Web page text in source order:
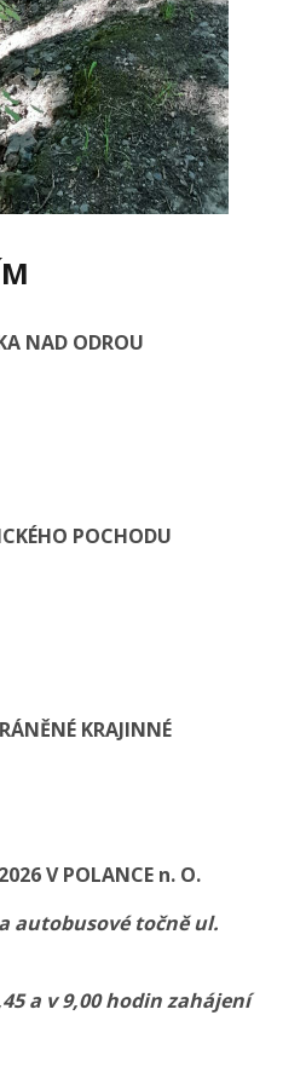
NAD ODROU
POCHODU
KRAJINNÉ
V POLANCE n. O.
autobusové točně ul.
a v 9,00 hodin zahájení